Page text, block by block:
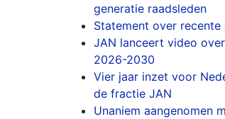
generatie raadsleden
Statement over
JAN lanceert video
2026-2030
Vier jaar inzet voor
de fractie JAN
Unaniem aangenomen